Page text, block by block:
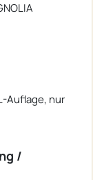
Auflage, nur
/